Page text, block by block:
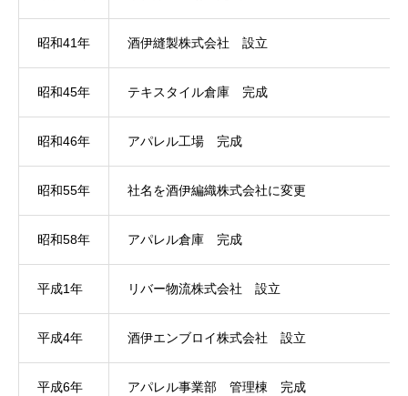
昭和41年 酒伊縫製株式会社 設立
昭和45年 テキスタイル倉庫 完成
昭和46年 アパレル工場 完成
昭和55年 社名を酒伊編織株式会社に変更
昭和58年 アパレル倉庫 完成
平成1年 リバー物流株式会社 設立
平成4年 酒伊エンブロイ株式会社 設立
平成6年 アパレル事業部 管理棟 完成